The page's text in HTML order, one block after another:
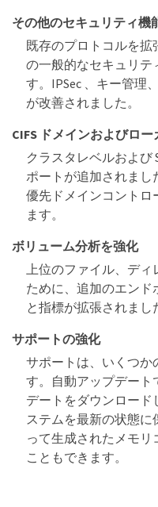
その他のセキュリティ機
既存のプロトコルを
の一般的なセキュリテ
す。IPSec 、キー管理
が改善されました。
CIFS ドメインおよびロ
クラスタレベルおよび
ポートが追加されまし
優先ドメインコントロ
ます。
ボリューム分析を強化
上位のファイル、デ
ために、追加のエン
と指標が拡張されまし
サポートの強化
サポートは、いくつか
す。自動アップデート
デートをダウンロード
ステムを最新の状態に
って生成されたメモ
こともできます。